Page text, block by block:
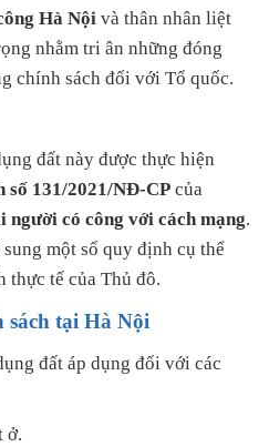
Hà Nội và thân nhân liệt
nhằm tri ân những đóng
chính sách đối với Tổ quốc.
đất này được thực hiện
số 131/2021/NĐ-CP của
người có công với cách mạng.
một số quy định cụ thể
thực tế của Thủ đô.
sách tại Hà Nội
đất áp dụng đối với các
ở.